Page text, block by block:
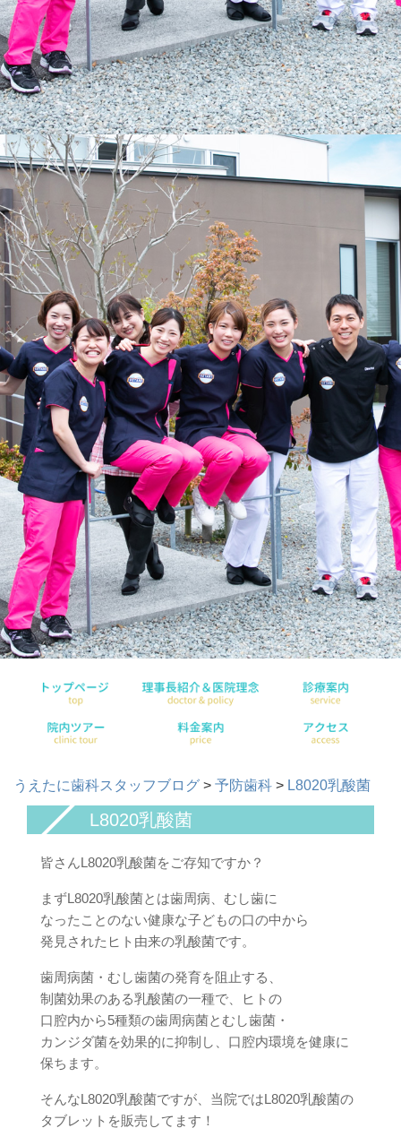
うえたに歯科スタッフブログ > 予防歯科 > L8020乳酸菌
L8020乳酸菌
皆さんL8020乳酸菌をご存知ですか？
まずL8020乳酸菌とは歯周病、むし歯に
なったことのない健康な子どもの口の中から
発見されたヒト由来の乳酸菌です。
歯周病菌・むし歯菌の発育を阻止する、
制菌効果のある乳酸菌の一種で、ヒトの
口腔内から5種類の歯周病菌とむし歯菌・
カンジダ菌を効果的に抑制し、口腔内環境を健康に
保ちます。
そんなL8020乳酸菌ですが、当院ではL8020乳酸菌の
タブレットを販売してます！